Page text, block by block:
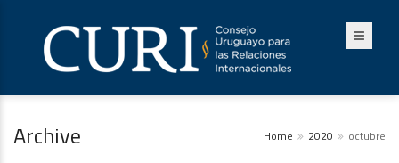
Archive Home 2020 octubre